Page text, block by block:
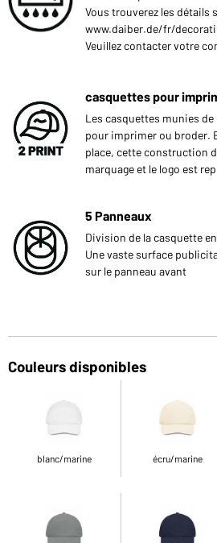
Vous trouverez les détails
www.daiber.de/fr/
Veuillez contacter votre
casquettes pour
Les casquettes munies
pour imprimer ou broder.
place, cette construction
marquage et le logo est
5 Panneaux
Division de la casquette
Une vaste surface
sur le panneau avant
Couleurs disponibles
blanc/marine écru/marine